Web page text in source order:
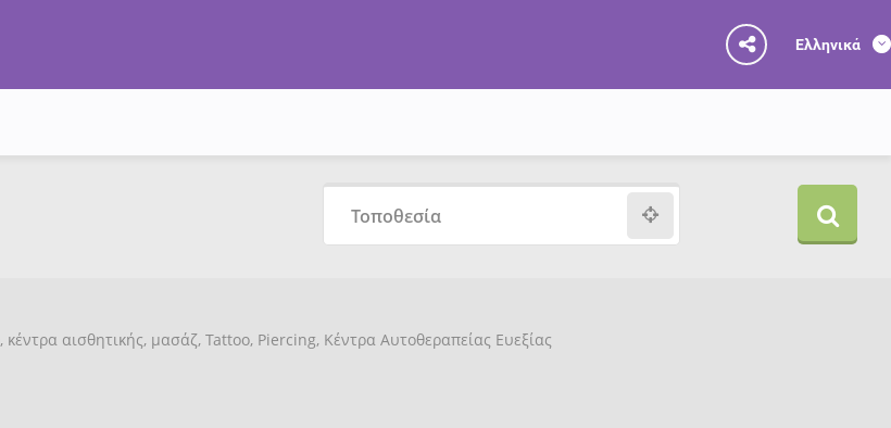
Ελληνικά
αισθητικής, μασάζ, Tattoo, Piercing, Κέντρα Αυτοθεραπείας Ευεξίας